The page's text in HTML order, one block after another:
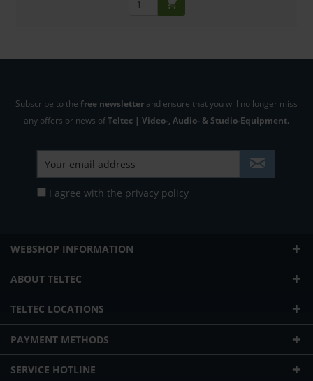
Subscribe to the free newsletter and ensure that you will no longer miss
any offers or news ofTeltec | Video-, Audio- & Studio-Equipment.
I agree with the privacy policy
WEBSHOP INFORMATION
ABOUT TELTEC
TELTEC LOCATIONS
PAYMENT METHODS
SERVICE HOTLINE